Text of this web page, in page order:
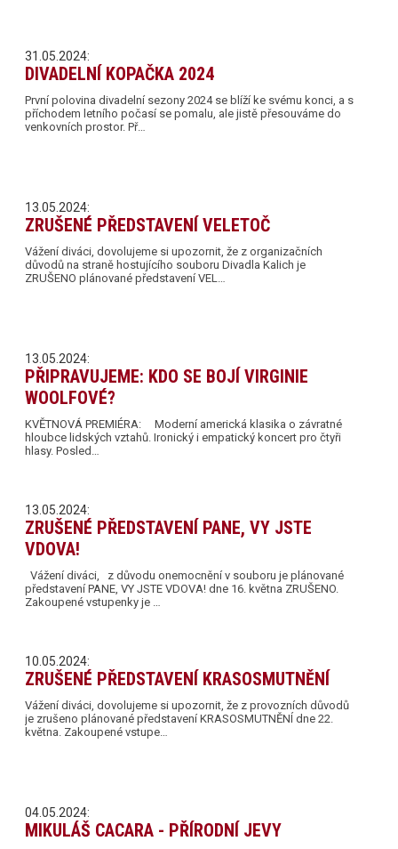
31.05.2024:
DIVADELNÍ KOPAČKA 2024
První polovina divadelní sezony 2024 se blíží ke svému konci, a s
příchodem letního počasí se pomalu, ale jistě přesouváme do
venkovních prostor. Př…
13.05.2024:
ZRUŠENÉ PŘEDSTAVENÍ VELETOČ
Vážení diváci, dovolujeme si upozornit, že z organizačních
důvodů na straně hostujícího souboru Divadla Kalich je
ZRUŠENO plánované představení VEL…
13.05.2024:
PŘIPRAVUJEME: KDO SE BOJÍ VIRGINIE
WOOLFOVÉ?
KVĚTNOVÁ PREMIÉRA: Moderní americká klasika o závratné
hloubce lidských vztahů. Ironický i empatický koncert pro čtyři
hlasy. Posled…
13.05.2024:
ZRUŠENÉ PŘEDSTAVENÍ PANE, VY JSTE
VDOVA!
Vážení diváci, z důvodu onemocnění v souboru je plánované
představení PANE, VY JSTE VDOVA! dne 16. května ZRUŠENO.
Zakoupené vstupenky je …
10.05.2024:
ZRUŠENÉ PŘEDSTAVENÍ KRASOSMUTNĚNÍ
Vážení diváci, dovolujeme si upozornit, že z provozních důvodů
je zrušeno plánované představení KRASOSMUTNĚNÍ dne 22.
května. Zakoupené vstupe…
04.05.2024:
MIKULÁŠ CACARA - PŘÍRODNÍ JEVY